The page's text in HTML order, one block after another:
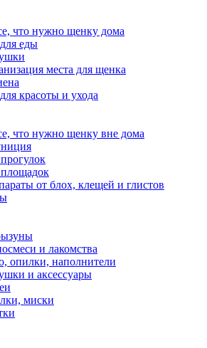
что нужно щенку дома
еды
места для щенка
красоты и ухода
что нужно щенку вне дома
от блох, клещей и глистов
и лакомства
опилки, наполнители
и аксессуары
миски